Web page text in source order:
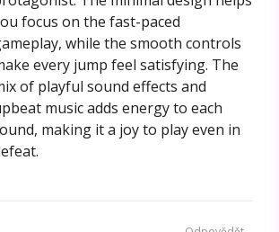
focus on the fast-paced
while the smooth controls
every jump feel satisfying. The
of playful sound effects and
music adds energy to each
making it a joy to play even in